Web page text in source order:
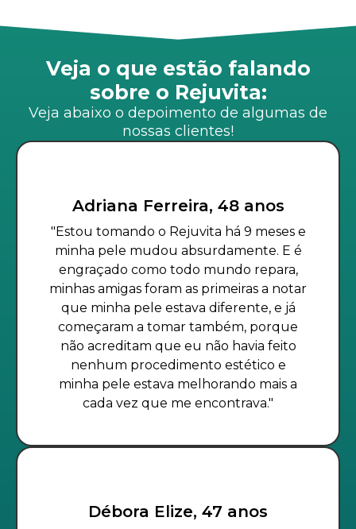
Veja o que estão falando
sobre o Rejuvita:
Veja abaixo o depoimento de algumas de
nossas clientes!
Adriana Ferreira, 48 anos
"Estou tomando o Rejuvita há 9 meses e
minha pele mudou absurdamente. E é
engraçado como todo mundo repara,
minhas amigas foram as primeiras a notar
que minha pele estava diferente, e já
começaram a tomar também, porque
não acreditam que eu não havia feito
nenhum procedimento estético e
minha pele estava melhorando mais a
cada vez que me encontrava."
Débora Elize, 47 anos